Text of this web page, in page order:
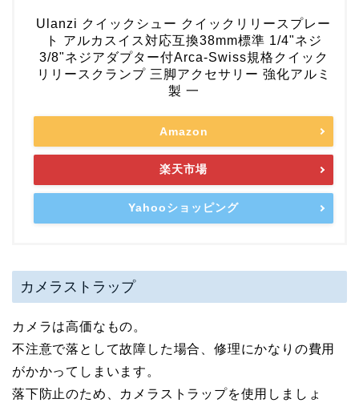
Ulanzi クイックシュー クイックリリースプレー
ト アルカスイス対応互換38mm標準 1/4"ネジ
3/8"ネジアダプター付Arca-Swiss規格クイック
リリースクランプ 三脚アクセサリー 強化アルミ
製 一
Amazon
楽天市場
Yahooショッピング
カメラストラップ
カメラは高価なもの。
不注意で落として故障した場合、修理にかなりの費用
がかかってしまいます。
落下防止のため、カメラストラップを使用しましょ